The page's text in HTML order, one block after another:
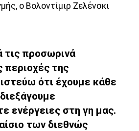
ο Βολοντίμιρ Ζελένσκι
προσωρινά
περιοχές της
ότι έχουμε κάθε
ενέργειες στη γη μας.
των διεθνώς